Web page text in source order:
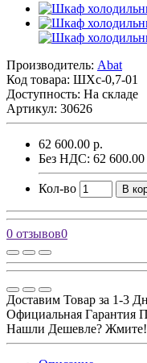
Производитель: Abat
Код товара: ШХс-0,7-01
Доступность: На складе
Артикул: 30626
62 600.00 р.
Без НДС: 62 600.00
Кол-во В
0 отзывов0
Доставим Товар за 1-3
Официальная Гарантия
Нашли Дешевле? Жмите!